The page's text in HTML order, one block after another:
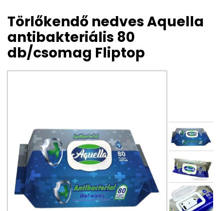
Törlőkendő nedves Aquella
antibakteriális 80
db/csomag Fliptop